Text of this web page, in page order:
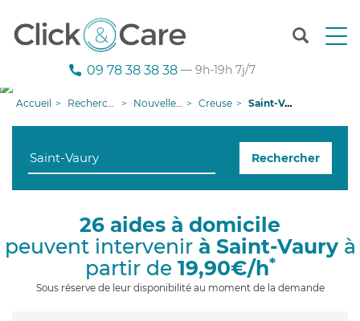
T
n
g
i
09 78 38 38 38 — 9h-19h 7j/7
Accueil Recherche aide à domicile Nouvelle-Aquitaine Creuse Saint-Vaury
Rechercher
26 aides à domicile
peuvent intervenir à Saint-Vauryà
partir de 19,90€/h*
Sous réserve de leur disponibilité au moment de la demande